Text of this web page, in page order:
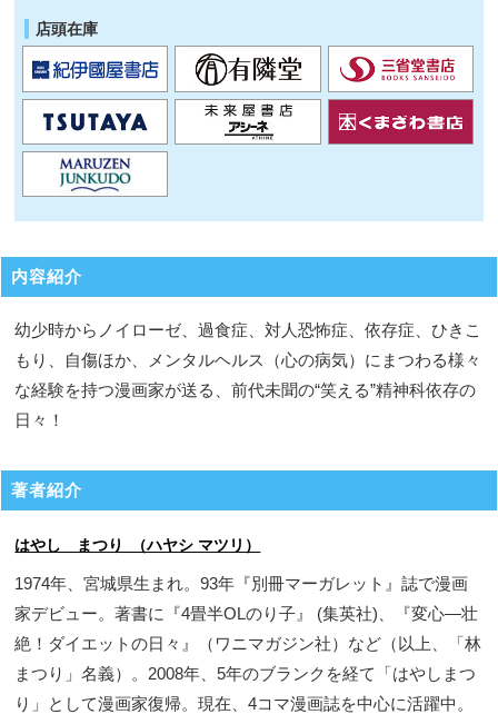
店頭在庫
内容紹介
幼少時からノイローゼ、過食症、対人恐怖症、依存症、ひきこ
もり、自傷ほか、メンタルヘルス（心の病気）にまつわる様々
な経験を持つ漫画家が送る、前代未聞の“笑える”精神科依存の
日々！
著者紹介
はやし まつり （ハヤシ マツリ）
1974年、宮城県生まれ。93年『別冊マーガレット』誌で漫画
家デビュー。著書に『4畳半OLのり子』 (集英社)、『変心―壮
絶！ダイエットの日々』（ワニマガジン社）など（以上、「林
まつり」名義）。2008年、5年のブランクを経て「はやしまつ
り」として漫画家復帰。現在、4コマ漫画誌を中心に活躍中。